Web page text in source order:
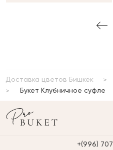
Доставка цветов Бишкек
Букет Клубничное суфле
+(996)